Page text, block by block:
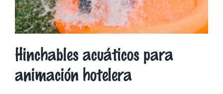
Hinchables acuáticos para
animación hotelera